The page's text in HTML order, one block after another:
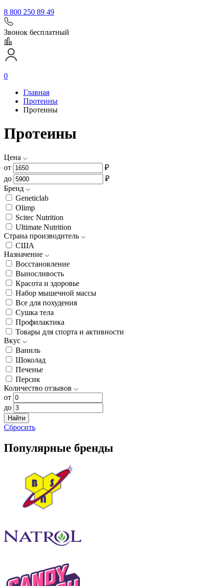
8 800 250 89 49
Звонок бесплатный
0
Главная
Протеины
Протеины
Протеины
Цена
от
₽
до
₽
Бренд
Geneticlab
Olimp
Scitec Nutrition
Ultimate Nutrition
Страна производитель
США
Назначение
Восстановление
Выносливость
Красота и здоровье
Набор мышечной массы
Все для похудения
Сушка тела
Профилактика
Товары для спорта и активности
Вкус
Ваниль
Шоколад
Печенье
Персик
Количество отзывов
от
до
Найти
Сбросить
Популярные бренды